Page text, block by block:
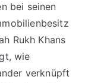
bei seinen
Rukh Khans
wie
verknüpft